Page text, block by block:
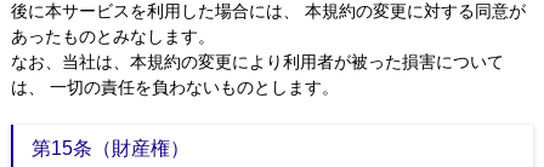
後に本サービスを利用した場合には、 本規約の変更に対する同意が
あったものとみなします。
なお、当社は、本規約の変更により利用者が被った損害について
は、 一切の責任を負わないものとします。
第15条（財産権）